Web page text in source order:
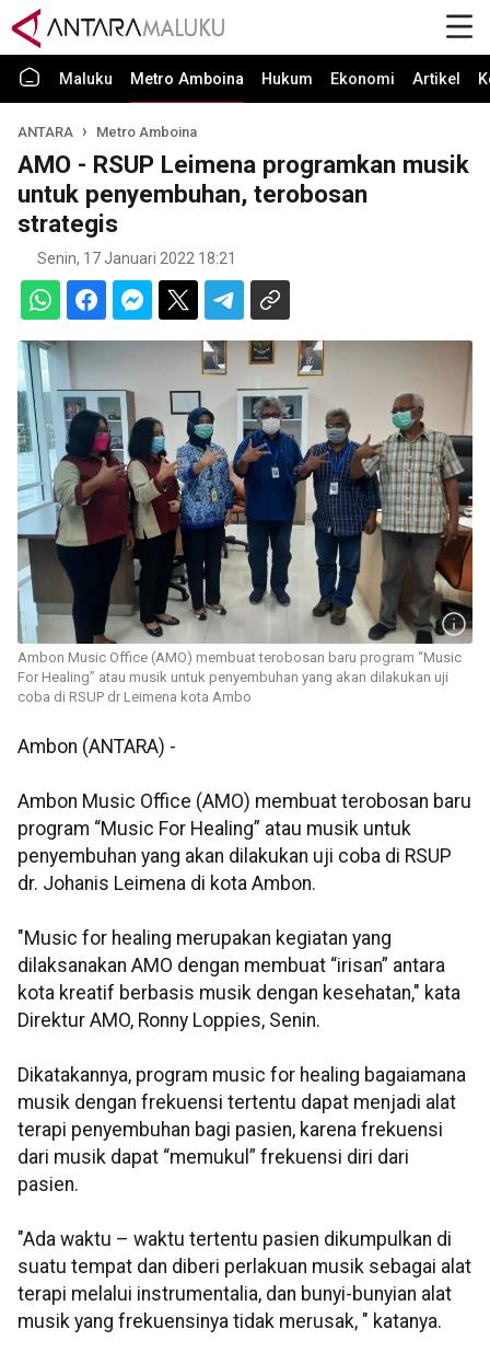
Maluku Metro Amboina Hukum Ekonomi Artikel
ANTARA Metro Amboina
AMO - RSUP Leimena programkan musik
untuk penyembuhan, terobosan
strategis
Senin, 17 Januari 2022 18:21
Ambon Music Office (AMO) membuat terobosan baru program “Music
For Healing” atau musik untuk penyembuhan yang akan dilakukan uji
coba di RSUP dr Leimena kota Ambo
Ambon (ANTARA) -
Ambon Music Office (AMO) membuat terobosan baru
program “Music For Healing” atau musik untuk
penyembuhan yang akan dilakukan uji coba di RSUP
dr. Johanis Leimena di kota Ambon.
"Music for healing merupakan kegiatan yang
dilaksanakan AMO dengan membuat “irisan” antara
kota kreatif berbasis musik dengan kesehatan," kata
Direktur AMO, Ronny Loppies, Senin.
Dikatakannya, program music for healing bagaiamana
musik dengan frekuensi tertentu dapat menjadi alat
terapi penyembuhan bagi pasien, karena frekuensi
dari musik dapat “memukul” frekuensi diri dari
pasien.
"Ada waktu – waktu tertentu pasien dikumpulkan di
suatu tempat dan diberi perlakuan musik sebagai alat
terapi melalui instrumentalia, dan bunyi-bunyian alat
musik yang frekuensinya tidak merusak, " katanya.